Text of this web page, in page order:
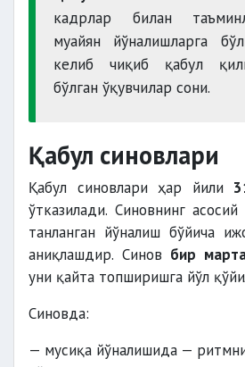
кадрлар билан
муайян йўналишларга
келиб чиқиб қабул
бўлган ўқувчилар сони.
Қабул синовлари
Қабул синовлари ҳар йили
ўтказилади. Синовнинг
танланган йўналиш бўйича
аниқлашдир. Синов бир
уни қайта топширишга йўл
Синовда:
— мусиқа йўналишида —